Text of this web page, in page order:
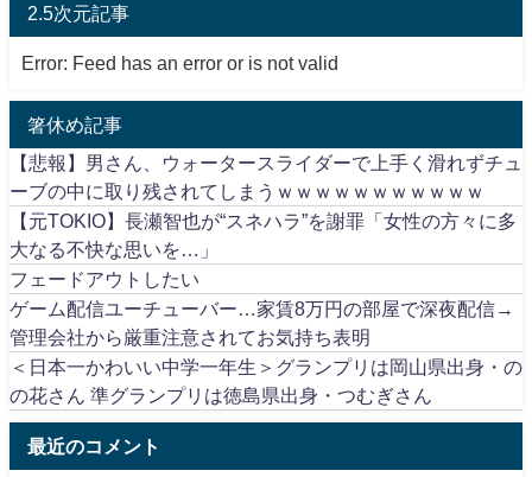
2.5次元記事
Error: Feed has an error or is not valid
箸休め記事
【悲報】男さん、ウォータースライダーで上手く滑れずチュ
ーブの中に取り残されてしまうｗｗｗｗｗｗｗｗｗｗｗ
【元TOKIO】長瀬智也が“スネハラ”を謝罪「女性の方々に多
大なる不快な思いを…」
フェードアウトしたい
ゲーム配信ユーチューバー…家賃8万円の部屋で深夜配信→
管理会社から厳重注意されてお気持ち表明
＜日本一かわいい中学一年生＞グランプリは岡山県出身・の
の花さん 準グランプリは徳島県出身・つむぎさん
最近のコメント